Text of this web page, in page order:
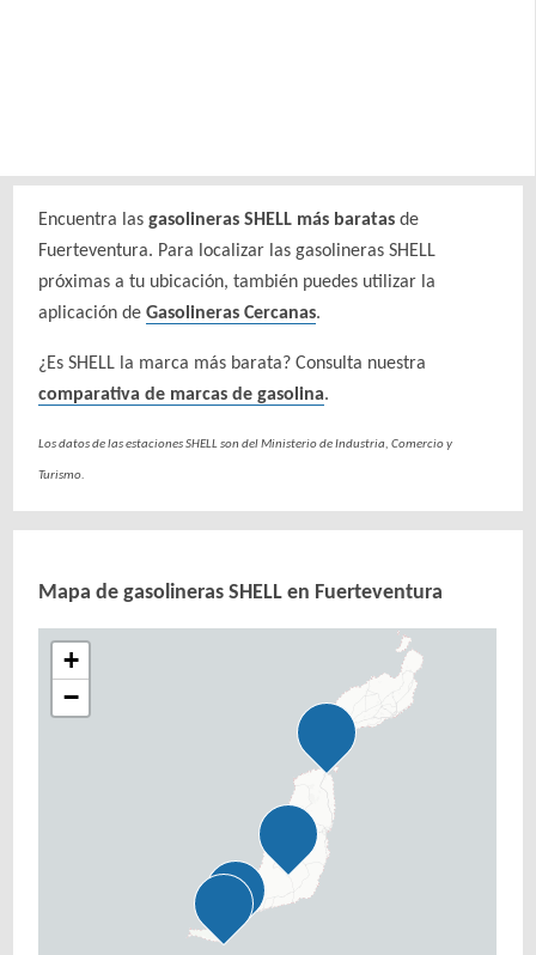
Encuentra lasgasolineras SHELL más baratas de
Fuerteventura. Para localizar las gasolineras SHELL
próximas a tu ubicación, también puedes utilizar la
aplicación deGasolineras Cercanas.
¿Es SHELL la marca más barata? Consulta nuestra
comparativa de marcas de gasolina.
Los datos de las estaciones SHELL son del Ministerio de Industria, Comercio y
Turismo.
Mapa de gasolineras SHELL en Fuerteventura
+
−